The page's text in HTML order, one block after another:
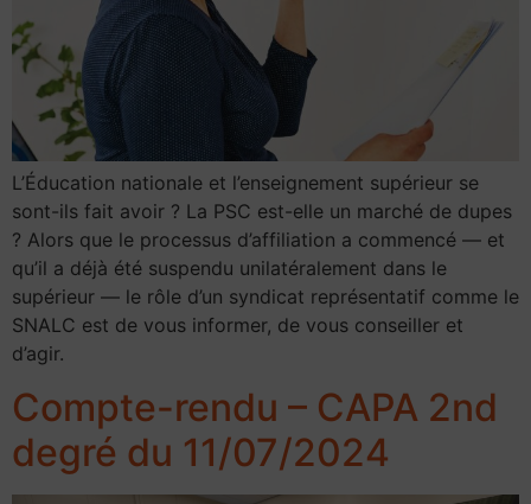
L’Éducation nationale et l’enseignement supérieur se
sont-ils fait avoir ? La PSC est-elle un marché de dupes
? Alors que le processus d’affiliation a commencé — et
qu’il a déjà été suspendu unilatéralement dans le
supérieur — le rôle d’un syndicat représentatif comme le
SNALC est de vous informer, de vous conseiller et
d’agir.
Compte-rendu – CAPA 2nd
degré du 11/07/2024